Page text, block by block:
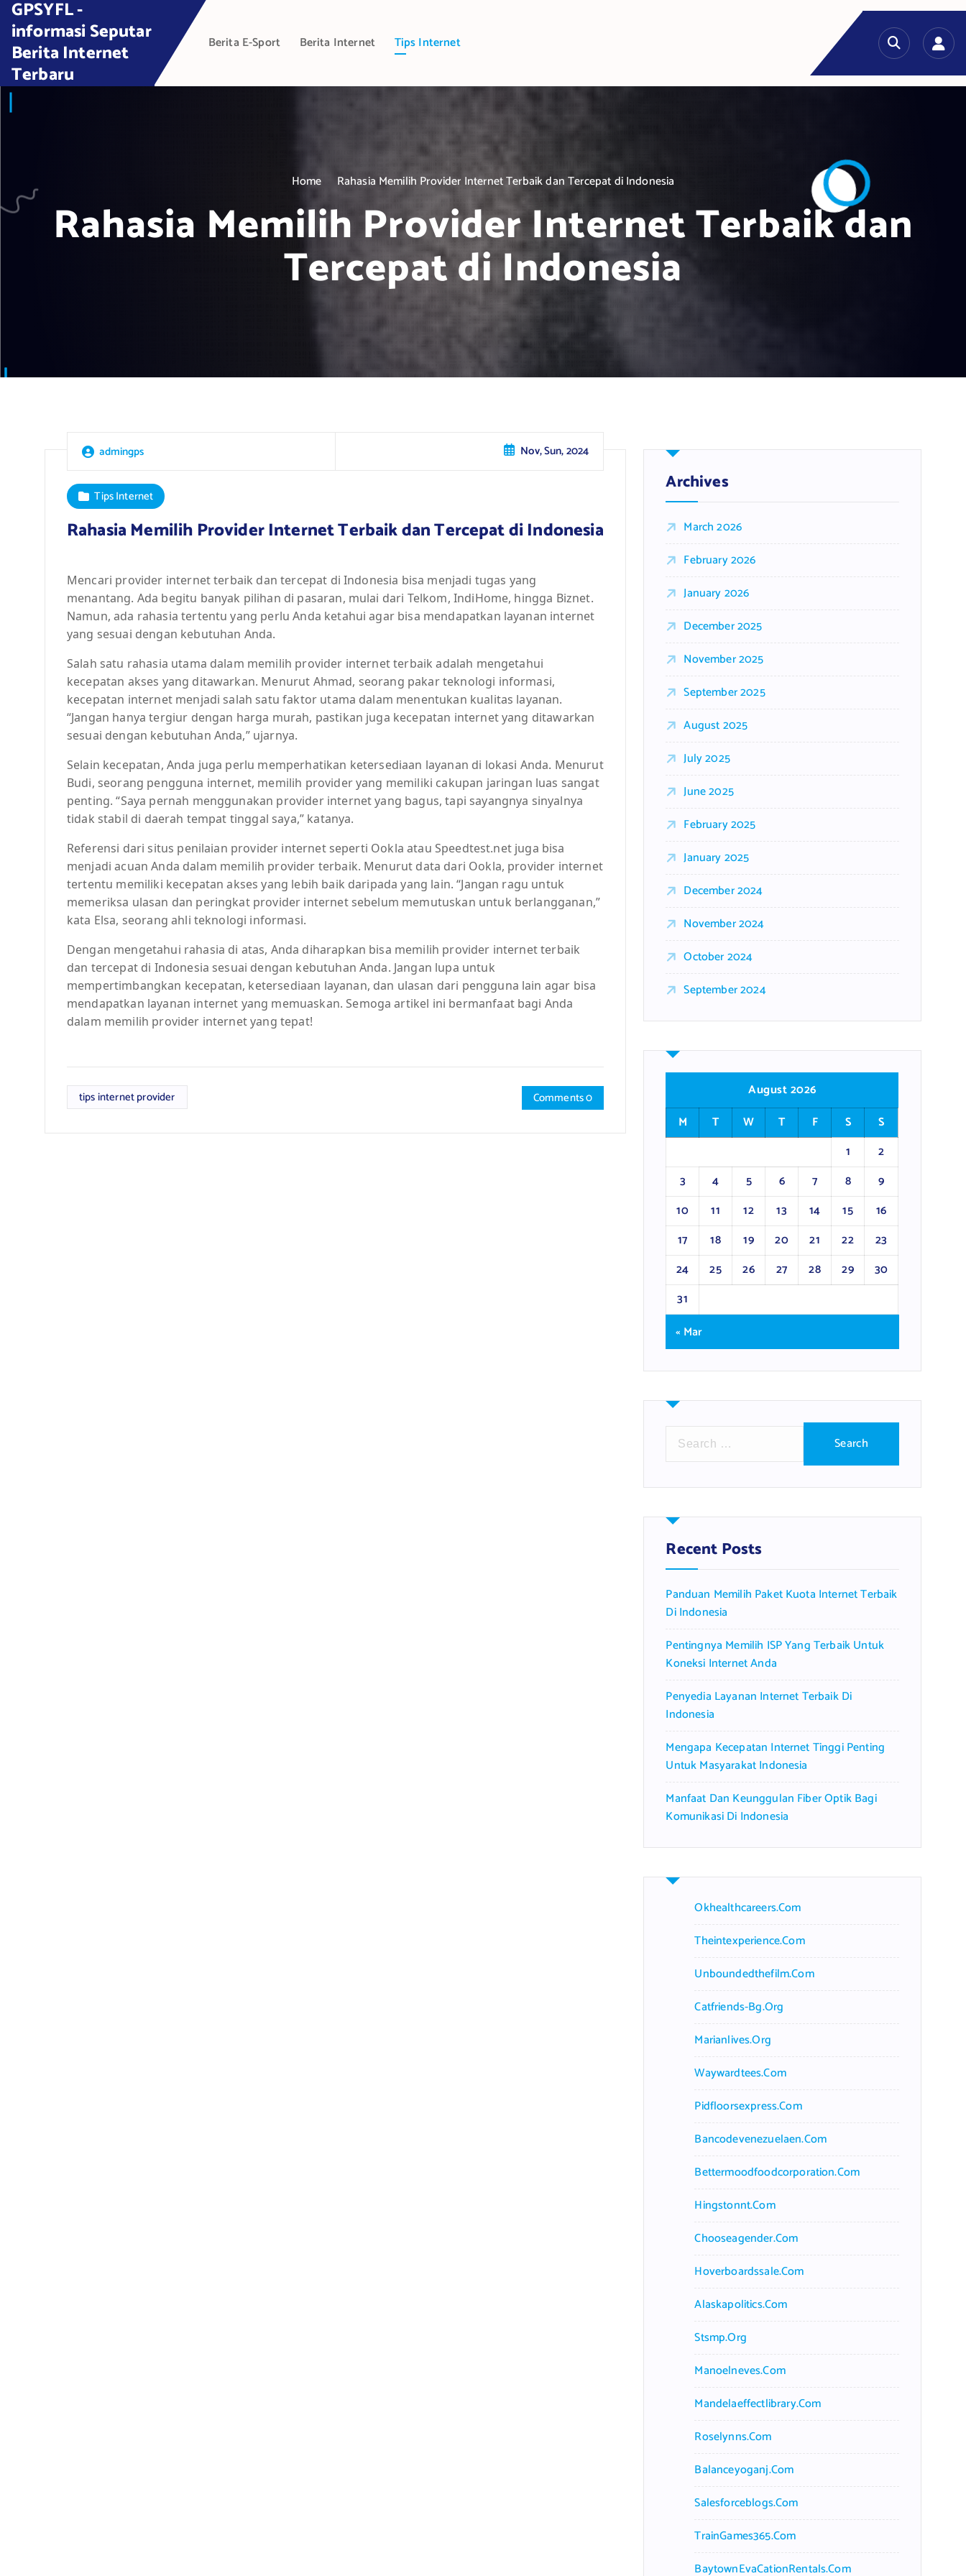
n
GPSYFL -
informasi Seputar
Berita Internet
Terbaru
Berita E-Sport Berita Internet Tips Internet
Home Rahasia Memilih Provider Internet Terbaik dan Tercepat di Indonesia
Rahasia Memilih Provider Internet Terbaik dan
Tercepat di Indonesia
admingps Nov, Sun, 2024
Tips Internet
Rahasia Memilih Provider Internet Terbaik dan Tercepat di Indonesia
Mencari provider internet terbaik dan tercepat di Indonesia bisa menjadi tugas yang
menantang. Ada begitu banyak pilihan di pasaran, mulai dari Telkom, IndiHome, hingga Biznet.
Namun, ada rahasia tertentu yang perlu Anda ketahui agar bisa mendapatkan layanan internet
yang sesuai dengan kebutuhan Anda.
Salah satu rahasia utama dalam memilih provider internet terbaik adalah mengetahui
kecepatan akses yang ditawarkan. Menurut Ahmad, seorang pakar teknologi informasi,
kecepatan internet menjadi salah satu faktor utama dalam menentukan kualitas layanan.
“Jangan hanya tergiur dengan harga murah, pastikan juga kecepatan internet yang ditawarkan
sesuai dengan kebutuhan Anda,” ujarnya.
Selain kecepatan, Anda juga perlu memperhatikan ketersediaan layanan di lokasi Anda. Menurut
Budi, seorang pengguna internet, memilih provider yang memiliki cakupan jaringan luas sangat
penting. “Saya pernah menggunakan provider internet yang bagus, tapi sayangnya sinyalnya
tidak stabil di daerah tempat tinggal saya,” katanya.
Referensi dari situs penilaian provider internet seperti Ookla atau Speedtest.net juga bisa
menjadi acuan Anda dalam memilih provider terbaik. Menurut data dari Ookla, provider internet
tertentu memiliki kecepatan akses yang lebih baik daripada yang lain. “Jangan ragu untuk
memeriksa ulasan dan peringkat provider internet sebelum memutuskan untuk berlangganan,”
kata Elsa, seorang ahli teknologi informasi.
Dengan mengetahui rahasia di atas, Anda diharapkan bisa memilih provider internet terbaik
dan tercepat di Indonesia sesuai dengan kebutuhan Anda. Jangan lupa untuk
mempertimbangkan kecepatan, ketersediaan layanan, dan ulasan dari pengguna lain agar bisa
mendapatkan layanan internet yang memuaskan. Semoga artikel ini bermanfaat bagi Anda
dalam memilih provider internet yang tepat!
tips internet provider Comments 0
Archives
March 2026
February 2026
January 2026
December 2025
November 2025
September 2025
August 2025
July 2025
June 2025
February 2025
January 2025
December 2024
November 2024
October 2024
September 2024
August 2026
M
T W T F S
S
1
2
3
4 5 6 7 8
9
10
11 12 13 14 15
16
17
18 19 20 21 22
23
24
25 26 27 28 29
30
31
« Mar
r
h
f
o
:
Recent Posts
Panduan Memilih Paket Kuota Internet Terbaik
Di Indonesia
Pentingnya Memilih ISP Yang Terbaik Untuk
Koneksi Internet Anda
Penyedia Layanan Internet Terbaik Di
Indonesia
Mengapa Kecepatan Internet Tinggi Penting
Untuk Masyarakat Indonesia
Manfaat Dan Keunggulan Fiber Optik Bagi
Komunikasi Di Indonesia
Okhealthcareers.com
Theintexperience.com
Unboundedthefilm.com
Catfriends-Bg.org
Marianlives.org
Waywardtees.com
Pidfloorsexpress.com
Bancodevenezuelaen.com
Bettermoodfoodcorporation.com
Hingstonnt.com
Chooseagender.com
Hoverboardssale.com
Alaskapolitics.com
Stsmp.org
Manoelneves.com
Mandelaeffectlibrary.com
Roselynns.com
Balanceyoganj.com
Salesforceblogs.com
TrainGames365.com
BaytownEvaCationRentals.com